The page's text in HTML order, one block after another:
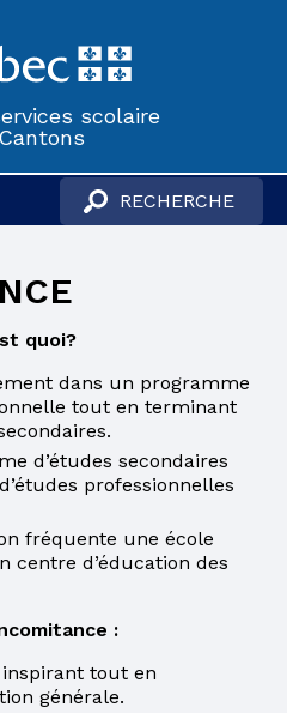
scolaire
quoi?
dans un programme
tout en terminant
d’études secondaires
professionnelles
fréquente une école
centre d’éducation des
:
tout en
générale.